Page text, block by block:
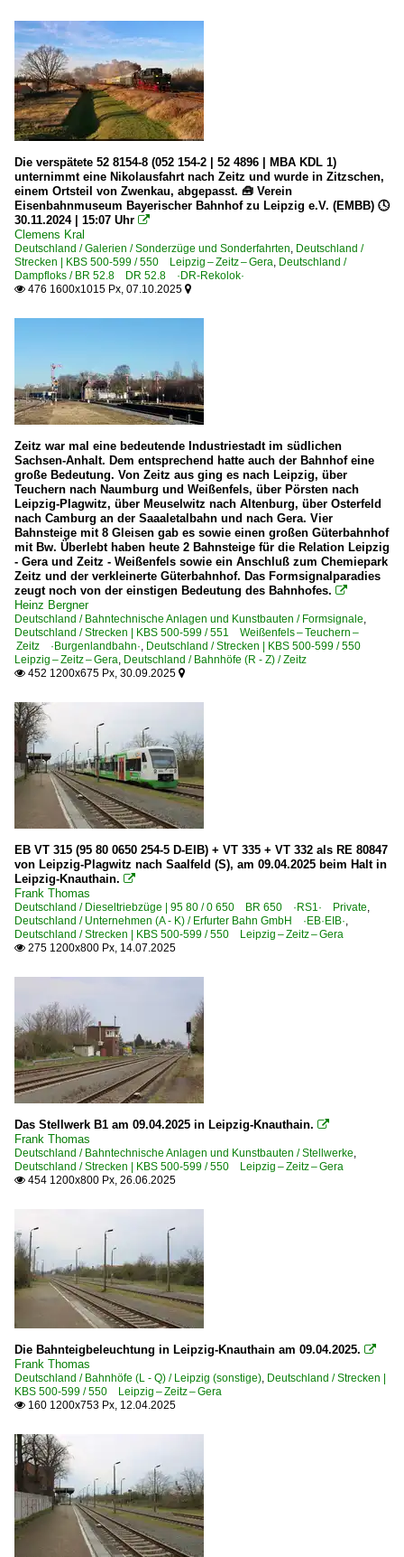
Die verspätete 52 8154-8 (052 154-2 | 52 4896 | MBA KDL 1)
unternimmt eine Nikolausfahrt nach Zeitz und wurde in Zitzschen,
einem Ortsteil von Zwenkau, abgepasst. 🧰 Verein
Eisenbahnmuseum Bayerischer Bahnhof zu Leipzig e.V. (EMBB) 🕓
30.11.2024 | 15:07 Uhr 
Clemens Kral
Deutschland / Galerien / Sonderzüge und Sonderfahrten, Deutschland /
Strecken | KBS 500-599 / 550 Leipzig – Zeitz – Gera, Deutschland /
Dampfloks / BR 52.8 DR 52.8 ·DR-Rekolok·
 476 1600x1015 Px, 07.10.2025 
Zeitz war mal eine bedeutende Industriestadt im südlichen
Sachsen-Anhalt. Dem entsprechend hatte auch der Bahnhof eine
große Bedeutung. Von Zeitz aus ging es nach Leipzig, über
Teuchern nach Naumburg und Weißenfels, über Pörsten nach
Leipzig-Plagwitz, über Meuselwitz nach Altenburg, über Osterfeld
nach Camburg an der Saaaletalbahn und nach Gera. Vier
Bahnsteige mit 8 Gleisen gab es sowie einen großen Güterbahnhof
mit Bw. Überlebt haben heute 2 Bahnsteige für die Relation Leipzig
- Gera und Zeitz - Weißenfels sowie ein Anschluß zum Chemiepark
Zeitz und der verkleinerte Güterbahnhof. Das Formsignalparadies
zeugt noch von der einstigen Bedeutung des Bahnhofes. 
Heinz Bergner
Deutschland / Bahntechnische Anlagen und Kunstbauten / Formsignale,
Deutschland / Strecken | KBS 500-599 / 551 Weißenfels – Teuchern –
Zeitz ·Burgenlandbahn·, Deutschland / Strecken | KBS 500-599 / 550
Leipzig – Zeitz – Gera, Deutschland / Bahnhöfe (R - Z) / Zeitz
 452 1200x675 Px, 30.09.2025 
EB VT 315 (95 80 0650 254-5 D-EIB) + VT 335 + VT 332 als RE 80847
von Leipzig-Plagwitz nach Saalfeld (S), am 09.04.2025 beim Halt in
Leipzig-Knauthain. 
Frank Thomas
Deutschland / Dieseltriebzüge | 95 80 / 0 650 BR 650 ·RS1· Private,
Deutschland / Unternehmen (A - K) / Erfurter Bahn GmbH ·EB·EIB·,
Deutschland / Strecken | KBS 500-599 / 550 Leipzig – Zeitz – Gera
 275 1200x800 Px, 14.07.2025
Das Stellwerk B1 am 09.04.2025 in Leipzig-Knauthain. 
Frank Thomas
Deutschland / Bahntechnische Anlagen und Kunstbauten / Stellwerke,
Deutschland / Strecken | KBS 500-599 / 550 Leipzig – Zeitz – Gera
 454 1200x800 Px, 26.06.2025
Die Bahnteigbeleuchtung in Leipzig-Knauthain am 09.04.2025. 
Frank Thomas
Deutschland / Bahnhöfe (L - Q) / Leipzig (sonstige), Deutschland / Strecken |
KBS 500-599 / 550 Leipzig – Zeitz – Gera
 160 1200x753 Px, 12.04.2025